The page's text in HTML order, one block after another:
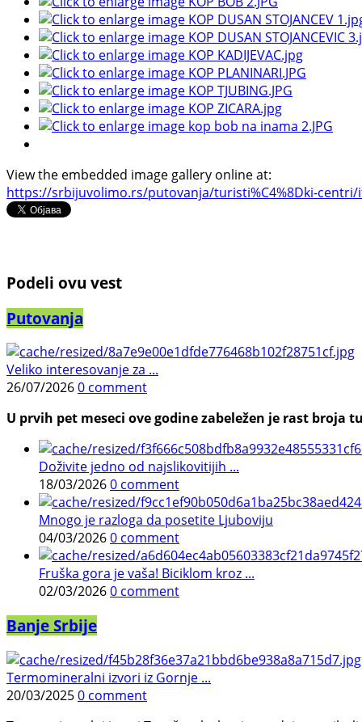
View the embedded image gallery online at:
https://srbijuvolimo.rs/putovanja/turisti%C4%8Dki-
Podeli ovu vest
Putovanja
Veliko interesovanje za ...
26/07/20260 comment
U prvih pet meseci ove godine zabeležen je rast
Doživite jedno od najslikovitijih ...
18/03/20260 comment
Mnogo je razloga da posetite Ljuboviju
04/03/20260 comment
Fruška gora je vaša! Biciklom kroz ...
02/03/20260 comment
Banje Srbije
Termomineralni izvori iz Gornje ...
20/03/20250 comment